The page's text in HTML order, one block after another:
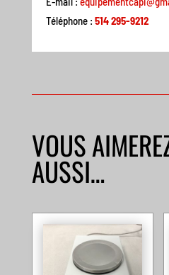
Téléphone : 514 295-9212
VOUS
AUSSI…